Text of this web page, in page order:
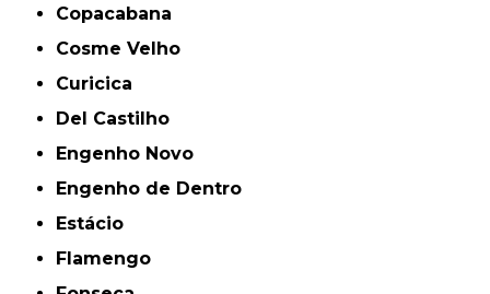
Copacabana
Cosme Velho
Curicica
Del Castilho
Engenho Novo
Engenho de Dentro
Estácio
Flamengo